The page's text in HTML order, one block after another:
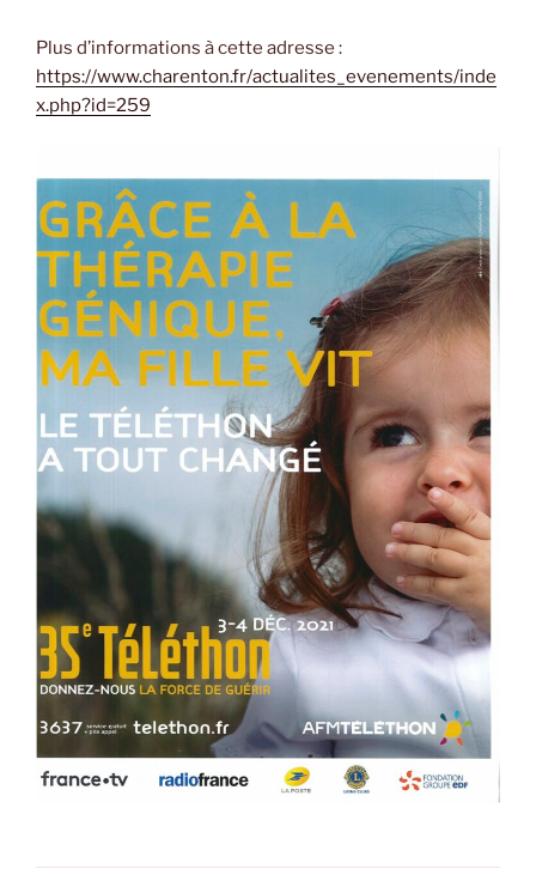
Plus d’informations à cette adresse :
https://www.charenton.fr/actualites_evenements/inde
x.php?id=259